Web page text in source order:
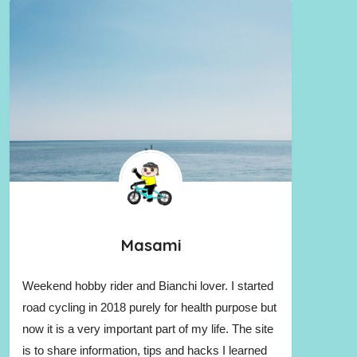
Masami
Weekend hobby rider and Bianchi lover. I started
road cycling in 2018 purely for health purpose but
now it is a very important part of my life. The site
is to share information, tips and hacks I learned